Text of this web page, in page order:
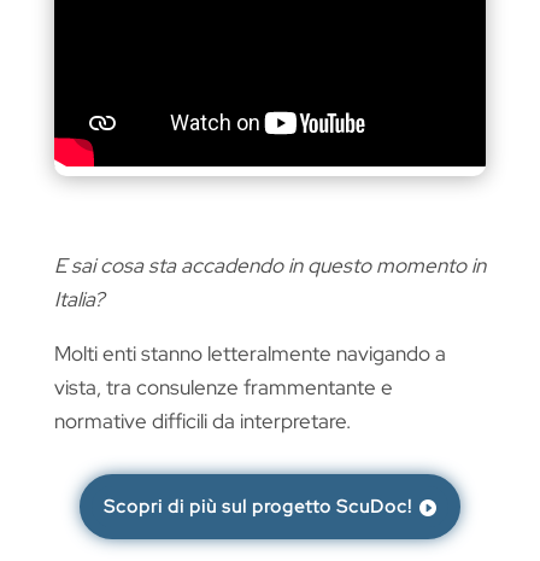
E sai cosa sta accadendo in questo momento in
Italia?
Molti enti stanno letteralmente navigando a
vista, tra consulenze frammentante e
normative difficili da interpretare.
Scopri di più sul progetto ScuDoc!